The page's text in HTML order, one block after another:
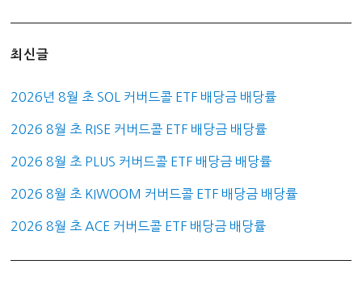
최신글
2026년 8월 초 SOL 커버드콜 ETF 배당금 배당률
2026 8월 초 RISE 커버드콜 ETF 배당금 배당률
2026 8월 초 PLUS 커버드콜 ETF 배당금 배당률
2026 8월 초 KIWOOM 커버드콜 ETF 배당금 배당률
2026 8월 초 ACE 커버드콜 ETF 배당금 배당률